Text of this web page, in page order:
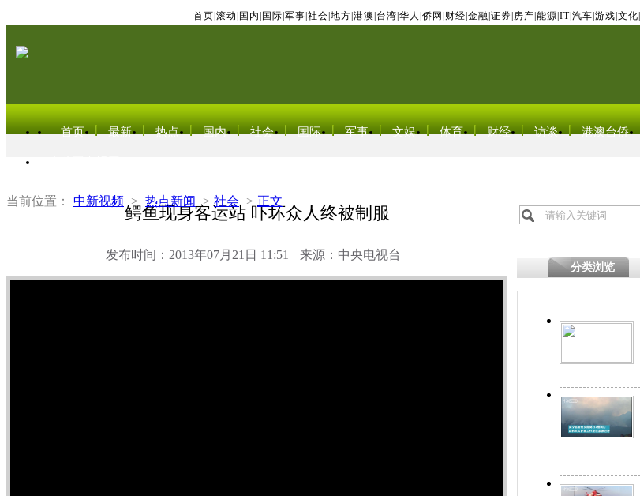
首页 滚动 国内 国际 军事 社会 地方 港澳 台湾 华人 侨网 财经 金融 证券 房产 能源 IT| 汽车 游戏 文化
首页 最新 热点 国内 社会 国际 军事 文娱 体育 财经 访谈 港澳台侨
当前位置： 中新视频 > 热点新闻 > 社会 > 正文
鳄鱼现身客运站 吓坏众人终被制服
发布时间：2013年07月21日 11:51 来源：中央电视台
分类浏览